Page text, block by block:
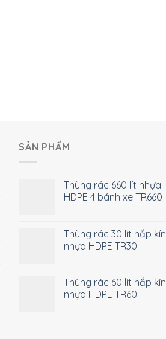
SẢN PHẨM
Thùng rác 660 lít nhựa
HDPE 4 bánh xe TR660
Thùng rác 30 lít nắp kín
nhựa HDPE TR30
Thùng rác 60 lít nắp kín
nhựa HDPE TR60